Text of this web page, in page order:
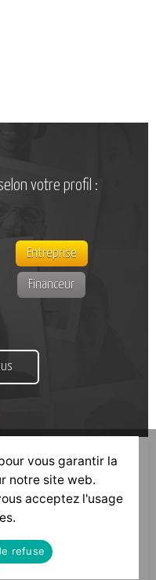
votre profil :
Entreprise
Financeur
vous garantir la
notre site web.
acceptez l'usage
refuse